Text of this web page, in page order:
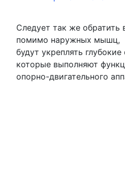
Следует так же обратить
помимо наружных мышц,
будут укреплять
которые выполняют
опорно-двигательного